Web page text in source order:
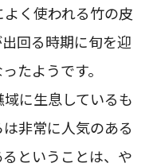
く使われる竹の皮
回る時期に旬を迎
たようです。
に生息しているも
非常に人気のある
ということは、や